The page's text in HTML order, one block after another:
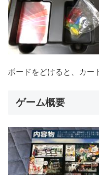
ボードをどけると、カー
ゲーム概要